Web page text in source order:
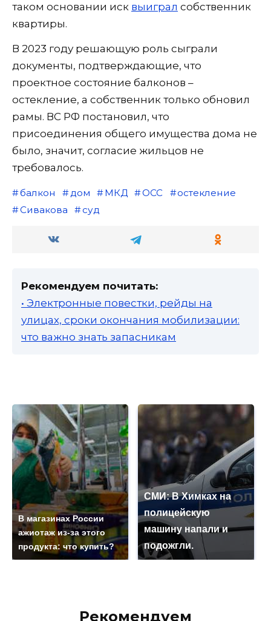
таком основании иск выиграл собственник
квартиры.
В 2023 году решающую роль сыграли
документы, подтверждающие, что
проектное состояние балконов –
остекление, а собственник только обновил
рамы. ВС РФ постановил, что
присоединения общего имущества дома не
было, значит, согласие жильцов не
требовалось.
балкон дом МКД ОСС
остекление
Сивакова
суд
Рекомендуем почитать:
• Электронные повестки, рейды на
улицах, сроки окончания мобилизации:
что важно знать запасникам
В магазинах России
ажиотаж из-за этого
продукта: что купить?
СМИ: В Химках на
полицейскую
машину напали и
подожгли.
Рекомендуем